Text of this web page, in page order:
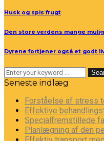
Husk og spis frugt
Den store verdens mange
Dyrene fortjener også et godt
Seneste indlæg
Forståelse af stress
Effektive
Specialfremstillede
Planlægning af den